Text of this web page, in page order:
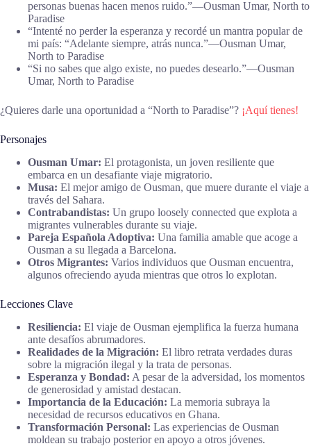
personas buenas hacen menos ruido.”―Ousman Umar, North to
Paradise
“Intenté no perder la esperanza y recordé un mantra popular de
mi país: “Adelante siempre, atrás nunca.”―Ousman Umar,
North to Paradise
“Si no sabes que algo existe, no puedes desearlo.”―Ousman
Umar, North to Paradise
¿Quieres darle una oportunidad a “North to Paradise”? ¡Aquí tienes!
Personajes
Ousman Umar: El protagonista, un joven resiliente que
embarca en un desafiante viaje migratorio.
Musa: El mejor amigo de Ousman, que muere durante el viaje a
través del Sahara.
Contrabandistas: Un grupo loosely connected que explota a
migrantes vulnerables durante su viaje.
Pareja Española Adoptiva: Una familia amable que acoge a
Ousman a su llegada a Barcelona.
Otros Migrantes: Varios individuos que Ousman encuentra,
algunos ofreciendo ayuda mientras que otros lo explotan.
Lecciones Clave
Resiliencia: El viaje de Ousman ejemplifica la fuerza humana
ante desafíos abrumadores.
Realidades de la Migración: El libro retrata verdades duras
sobre la migración ilegal y la trata de personas.
Esperanza y Bondad: A pesar de la adversidad, los momentos
de generosidad y amistad destacan.
Importancia de la Educación: La memoria subraya la
necesidad de recursos educativos en Ghana.
Transformación Personal: Las experiencias de Ousman
moldean su trabajo posterior en apoyo a otros jóvenes.